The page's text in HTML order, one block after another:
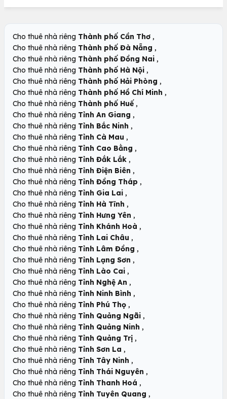
Cho thuê nhà riêng Thành phố Cần Thơ ,
Cho thuê nhà riêng Thành phố Đà Nẵng ,
Cho thuê nhà riêng Thành phố Đồng Nai ,
Cho thuê nhà riêng Thành phố Hà Nội ,
Cho thuê nhà riêng Thành phố Hải Phòng ,
Cho thuê nhà riêng Thành phố Hồ Chí Minh ,
Cho thuê nhà riêng Thành phố Huế ,
Cho thuê nhà riêng Tỉnh An Giang ,
Cho thuê nhà riêng Tỉnh Bắc Ninh ,
Cho thuê nhà riêng Tỉnh Cà Mau ,
Cho thuê nhà riêng Tỉnh Cao Bằng ,
Cho thuê nhà riêng Tỉnh Đắk Lắk ,
Cho thuê nhà riêng Tỉnh Điện Biên ,
Cho thuê nhà riêng Tỉnh Đồng Tháp ,
Cho thuê nhà riêng Tỉnh Gia Lai ,
Cho thuê nhà riêng Tỉnh Hà Tĩnh ,
Cho thuê nhà riêng Tỉnh Hưng Yên ,
Cho thuê nhà riêng Tỉnh Khánh Hoà ,
Cho thuê nhà riêng Tỉnh Lai Châu ,
Cho thuê nhà riêng Tỉnh Lâm Đồng ,
Cho thuê nhà riêng Tỉnh Lạng Sơn ,
Cho thuê nhà riêng Tỉnh Lào Cai ,
Cho thuê nhà riêng Tỉnh Nghệ An ,
Cho thuê nhà riêng Tỉnh Ninh Bình ,
Cho thuê nhà riêng Tỉnh Phú Thọ ,
Cho thuê nhà riêng Tỉnh Quảng Ngãi ,
Cho thuê nhà riêng Tỉnh Quảng Ninh ,
Cho thuê nhà riêng Tỉnh Quảng Trị ,
Cho thuê nhà riêng Tỉnh Sơn La ,
Cho thuê nhà riêng Tỉnh Tây Ninh ,
Cho thuê nhà riêng Tỉnh Thái Nguyên ,
Cho thuê nhà riêng Tỉnh Thanh Hoá ,
Cho thuê nhà riêng Tỉnh Tuyên Quang ,